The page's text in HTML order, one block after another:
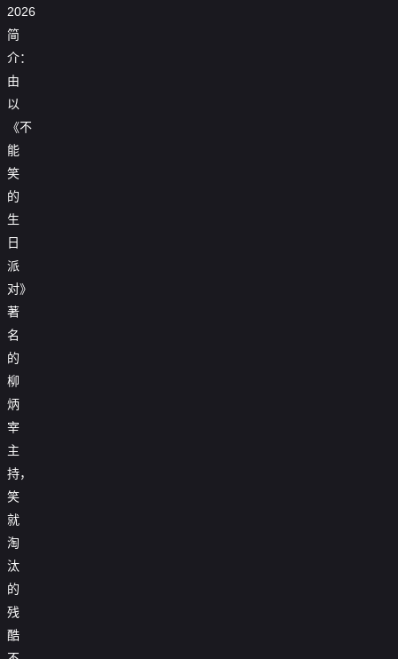
2026
简
介：
由
以
《不
能
笑
的
生
日
派
对》
著
名
的
柳
炳
宰
主
持，
笑
就
淘
汰
的
残
酷